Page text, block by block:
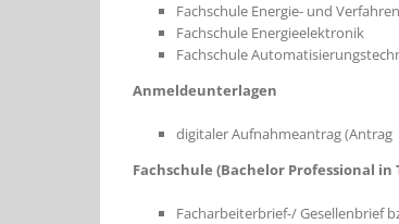
Fachschule Energie- und
Fachschule Energieelektronik
Fachschule
Anmeldeunterlagen
digitaler Aufnahmeantrag (Antrag
Fachschule (Bachelor Professional in
Facharbeiterbrief-/ Gesellenbrief